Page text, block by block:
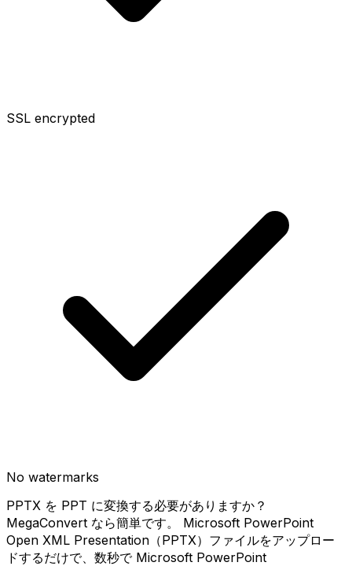
SSL encrypted
No watermarks
PPTX を PPT に変換する必要がありますか？
MegaConvert なら簡単です。 Microsoft PowerPoint
Open XML Presentation（PPTX）ファイルをアップロー
ドするだけで、数秒で Microsoft PowerPoint